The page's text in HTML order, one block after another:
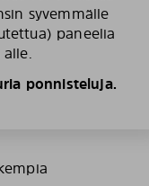
syvemmälle
paneelia
ponnisteluja.